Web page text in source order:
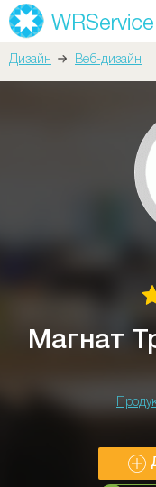
Дизайн Веб-дизайн
Магнат